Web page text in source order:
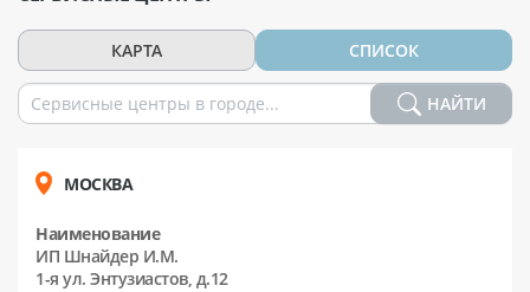
КАРТА СПИСОК
НАЙТИ
МОСКВА
Наименование
ИП Шнайдер И.М.
1-я ул. Энтузиастов, д.12